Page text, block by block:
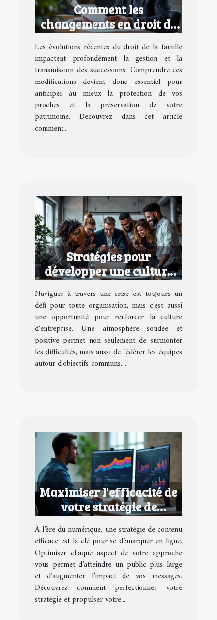
Comment les
changements en droit de
la famille affectent vos
successions ?
Les évolutions récentes du droit de la famille
impactent profondément la gestion et la
transmission des successions. Comprendre ces
modifications devient donc essentiel pour
anticiper au mieux la protection de vos
proches et la préservation de votre
patrimoine. Découvrez dans cet article
comment...
Stratégies pour
développer une culture
d'entreprise performante
en temps de crise
Naviguer à travers une crise est toujours un
défi pour toute organisation, mais c'est aussi
une opportunité pour renforcer la culture
d'entreprise. Une atmosphère soudée et
positive permet non seulement de surmonter
les difficultés, mais aussi de fédérer les équipes
autour d'objectifs communs....
Maximiser l'efficacité de
votre stratégie de
contenu numérique
À l’ère du numérique, une stratégie de contenu
efficace est la clé pour se démarquer en ligne.
Optimiser chaque aspect de votre approche
vous permet d’atteindre un public plus large
et d’augmenter l’impact de vos messages.
Découvrez comment perfectionner votre
stratégie et propulser votre...